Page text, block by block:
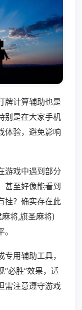
牌计算辅助也是
别是在大家手机
体验，避免影响
游戏中遇到部分
甚至好像能看到
挂？确实存在此
将,旗圣麻将)
用辅助工具，
“必胜”效果，适
需注意遵守游戏